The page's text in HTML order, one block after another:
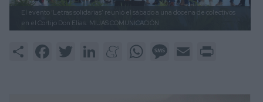
El evento ‘Letras solidarias’ reunió el sábado a una docena de colectivos
en el Cortijo Don Elías. MIJAS COMUNICACIÓN
Share FacebookTwitter LinkedInMeneameWhatsAppMessage
Email